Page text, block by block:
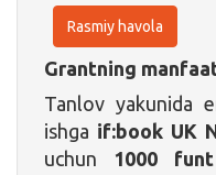
Rasmiy havola
Grantning
Tanlov yakunida
ishga if:book UK
uchun 1000